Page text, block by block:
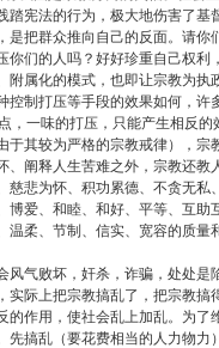
踏宪法的行为，极大地伤害了基
是把群众推向自己的反面。请你
你们的人吗？好好珍重自己权利
附属化的模式，也即让宗教为执
控制打压等手段的效果如何，许
，一味的打压，只能产生相反
其较为严格的宗教戒律），宗
、阐释人生苦难之外，宗教还教
慈悲为怀、积功累德、不贪无私
博爱、和睦、和好、平等、互助
温柔、节制、信实、宽容的质量
气败坏，奸杀，诈骗，处处是
实际上把宗教搞乱了，把宗教搞
的作用，使社会乱上加乱。为了
先搞乱（要花费相当的人力物力